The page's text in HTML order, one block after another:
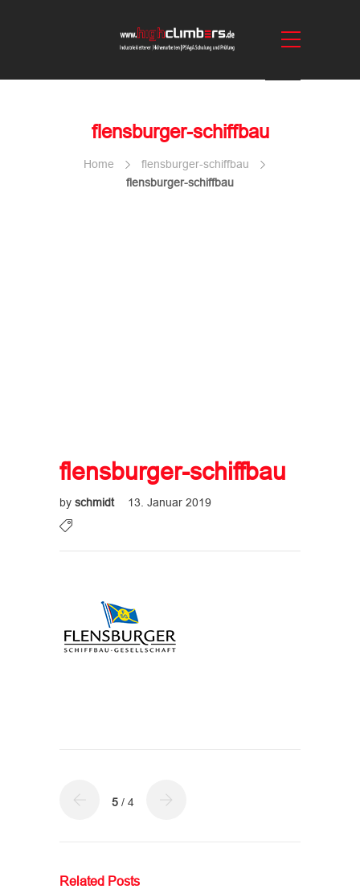
flensburger-schiffbau
Home
flensburger-schiffbau
flensburger-schiffbau
flensburger-schiffbau
by schmidt 13. Januar 2019
5 / 4
Related Posts